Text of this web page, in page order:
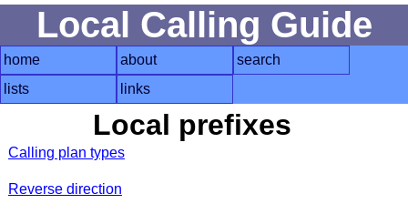
Local Calling Guide
home about
search
lists
links
Local prefixes
Calling plan types
Reverse direction